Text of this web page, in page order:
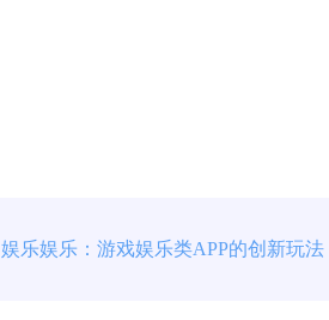
娱乐娱乐：游戏娱乐类APP的创新玩法